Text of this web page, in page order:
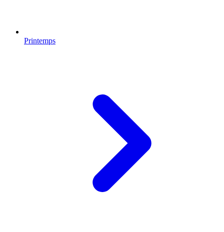
Printemps